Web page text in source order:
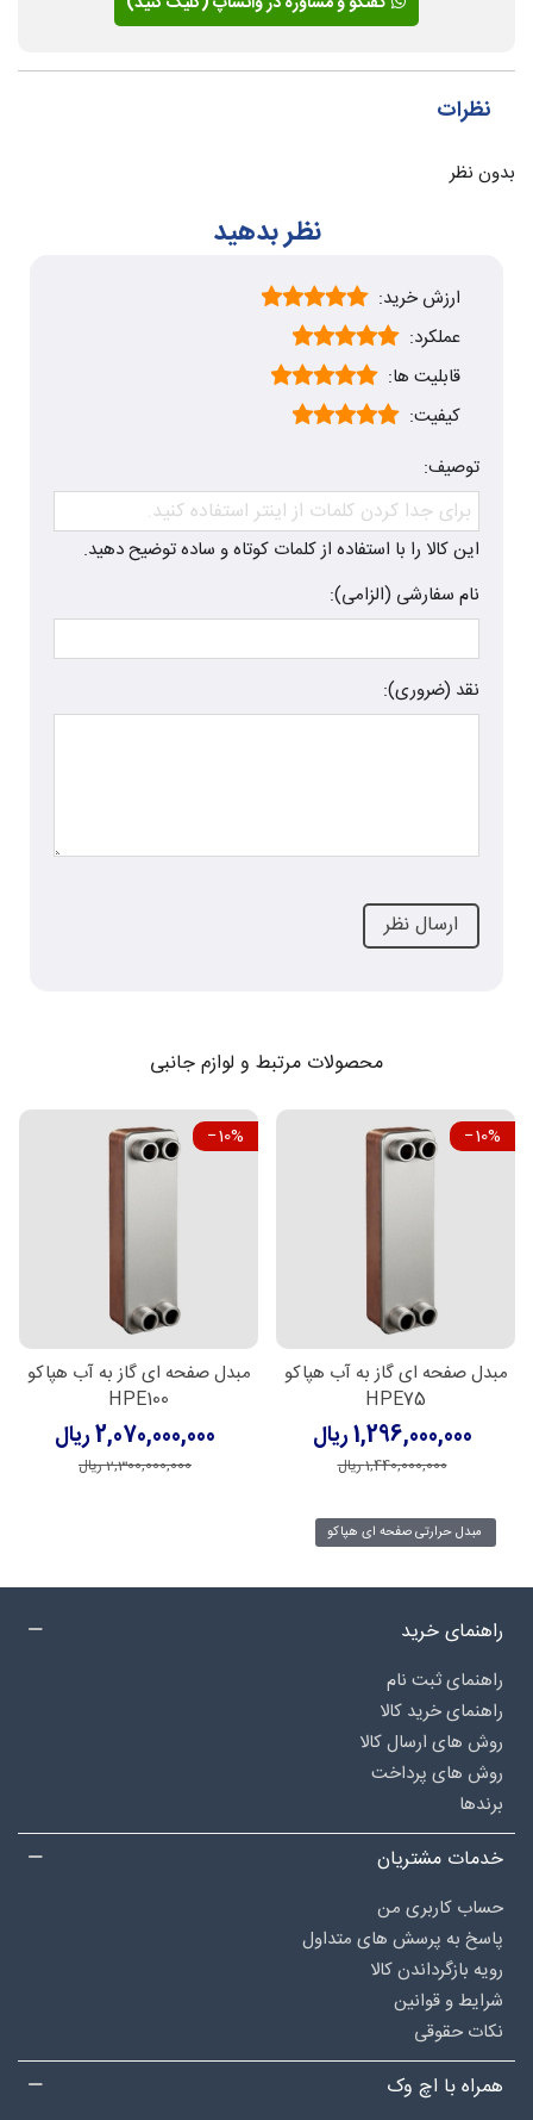
نظرات
بدون نظر
نظر بدهید
ارزش خرید:
عملکرد:
قابلیت ها:
کیفیت:
توصیف:
این کالا را با استفاده از کلمات کوتاه و ساده توضیح دهید.
نام سفارشی (الزامی):
نقد (ضروری):
محصولات مرتبط و لوازم جانبی
‎−10%
مبدل صفحه ای گاز به آب هپاکو
HPE75
1,296,000,000 ریال
1,440,000,000 ریال
‎−10%
مبدل صفحه ای گاز به آب هپاکو
HPE100
2,070,000,000 ریال
2,300,000,000 ریال
مبدل حرارتی صفحه ای هپاکو
راهنمای خرید
راهنمای ثبت نام
راهنمای خرید کالا
روش های ارسال کالا
روش های پرداخت
برندها
خدمات مشتریان
حساب کاربری من
پاسخ به پرسش های متداول
رویه بازگرداندن کالا
شرایط و قوانین
نکات حقوقی
همراه با اچ وک